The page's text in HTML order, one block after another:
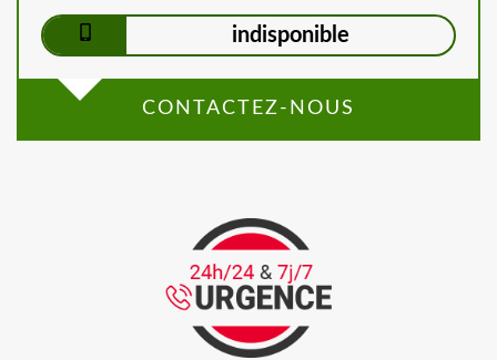
indisponible
CONTACTEZ-NOUS